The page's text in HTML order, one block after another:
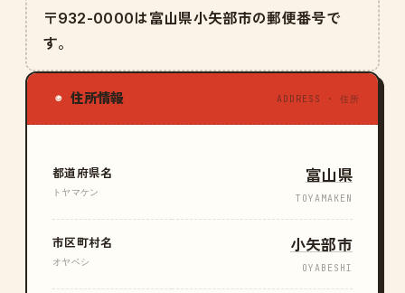
〒932-0000は富山県小矢部市の郵便番号で
す。
◉ 住所情報 ADDRESS · 住所
都道府県名
トヤマケン
富山県
TOYAMAKEN
市区町村名
オヤベシ
小矢部市
OYABESHI